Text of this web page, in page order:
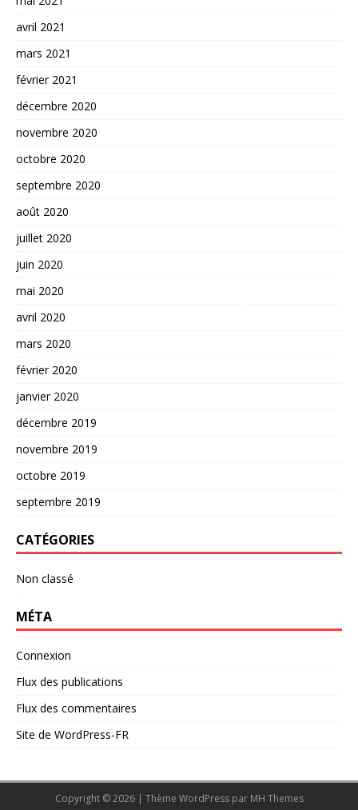
avril 2021
mars 2021
février 2021
décembre 2020
novembre 2020
octobre 2020
septembre 2020
août 2020
juillet 2020
juin 2020
mai 2020
avril 2020
mars 2020
février 2020
janvier 2020
décembre 2019
novembre 2019
octobre 2019
septembre 2019
CATÉGORIES
Non classé
MÉTA
Connexion
Flux des publications
Flux des commentaires
Site de WordPress-FR
Copyright © 2026 | Thème WordPress par MH Themes